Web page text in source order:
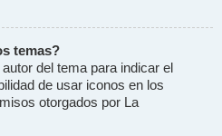
temas?
del tema para indicar el
de usar iconos en los
otorgados por La